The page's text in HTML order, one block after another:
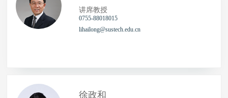
讲席教授
0755-88018015
lihailong@sustech.edu.cn
徐政和